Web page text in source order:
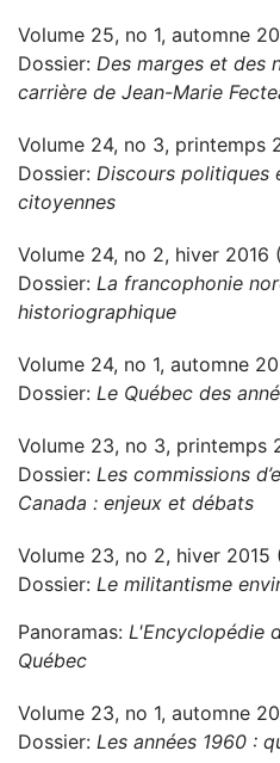
Volume 25, no 1, automne
Dossier: Des marges et des
carrière de Jean-Marie
Volume 24, no 3, printemps
Dossier: Discours politiques
citoyennes
Volume 24, no 2, hiver 2016
Dossier: La francophonie
historiographique
Volume 24, no 1, automne
Dossier: Le Québec des
Volume 23, no 3, printemps
Dossier: Les commissions
Canada : enjeux et débats
Volume 23, no 2, hiver 2015
Dossier: Le militantisme
Panoramas: L'Encyclopédie
Québec
Volume 23, no 1, automne
Dossier: Les années 1960 :